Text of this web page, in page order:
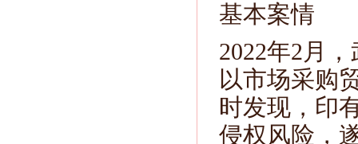
基本案情
2022年2月
以市场采购
时发现，印
侵权风险，